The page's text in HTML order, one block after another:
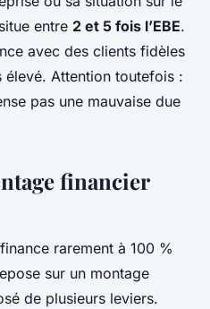
entre 2 et 5 fois l’EBE.
avec des clients fidèles
Attention toutefois :
pas une mauvaise due
financier
rarement à 100 %
sur un montage
de plusieurs leviers.